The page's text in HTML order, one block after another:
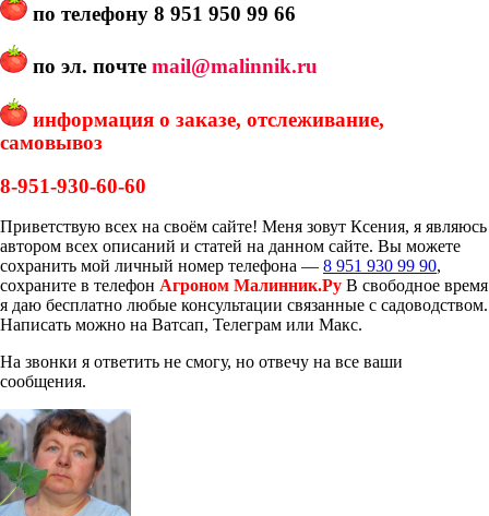
по телефону 8 951 950 99 66
по эл. почте mail@malinnik.ru
информация о заказе, отслеживание,
самовывоз
8-951-930-60-60
Приветствую всех на своём сайте! Меня зовут Ксения, я являюсь
автором всех описаний и статей на данном сайте. Вы можете
сохранить мой личный номер телефона — 8 951 930 99 90,
сохраните в телефон Агроном Малинник.Ру В свободное время
я даю бесплатно любые консультации связанные с садоводством.
Написать можно на Ватсап, Телеграм или Макс.
На звонки я ответить не смогу, но отвечу на все ваши
сообщения.